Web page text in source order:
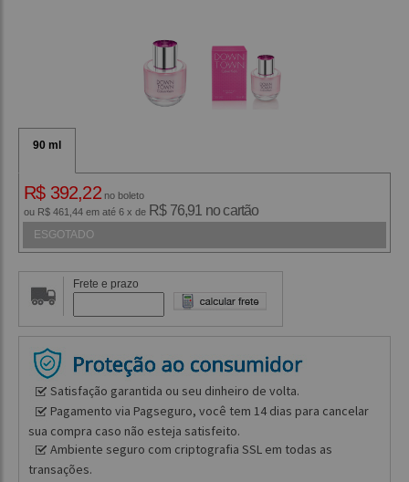
90 ml
R$ 392,22no boleto
ou R$ 461,44 em até 6 x de R$ 76,91 no cartão
ESGOTADO
Frete e prazo
Satisfação garantida ou seu dinheiro de volta.
Pagamento via Pagseguro, você tem 14 dias para cancelar
sua compra caso não esteja satisfeito.
Ambiente seguro com criptografia SSL em todas as
transações.